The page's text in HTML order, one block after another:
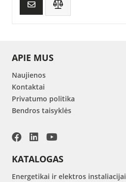
APIE MUS
Naujienos
Kontaktai
Privatumo politika
Bendros taisyklės
KATALOGAS
Energetikai ir elektros instaliacijai